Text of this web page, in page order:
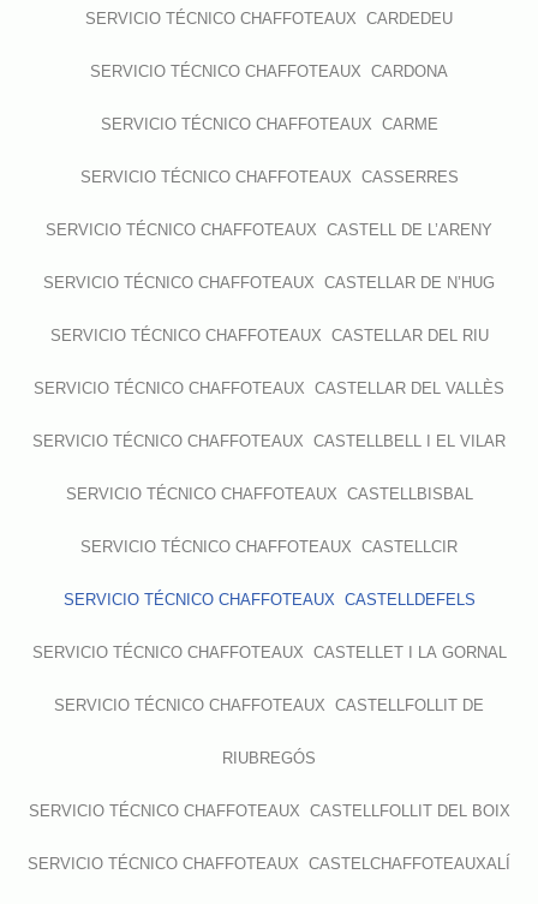
SERVICIO TÉCNICO CHAFFOTEAUX CARDEDEU
SERVICIO TÉCNICO CHAFFOTEAUX CARDONA
SERVICIO TÉCNICO CHAFFOTEAUX CARME
SERVICIO TÉCNICO CHAFFOTEAUX CASSERRES
SERVICIO TÉCNICO CHAFFOTEAUX CASTELL DE L’ARENY
SERVICIO TÉCNICO CHAFFOTEAUX CASTELLAR DE N’HUG
SERVICIO TÉCNICO CHAFFOTEAUX CASTELLAR DEL RIU
SERVICIO TÉCNICO CHAFFOTEAUX CASTELLAR DEL VALLÈS
SERVICIO TÉCNICO CHAFFOTEAUX CASTELLBELL I EL VILAR
SERVICIO TÉCNICO CHAFFOTEAUX CASTELLBISBAL
SERVICIO TÉCNICO CHAFFOTEAUX CASTELLCIR
SERVICIO TÉCNICO CHAFFOTEAUX CASTELLDEFELS
SERVICIO TÉCNICO CHAFFOTEAUX CASTELLET I LA GORNAL
SERVICIO TÉCNICO CHAFFOTEAUX CASTELLFOLLIT DE
RIUBREGÓS
SERVICIO TÉCNICO CHAFFOTEAUX CASTELLFOLLIT DEL BOIX
SERVICIO TÉCNICO CHAFFOTEAUX CASTELCHAFFOTEAUXALÍ